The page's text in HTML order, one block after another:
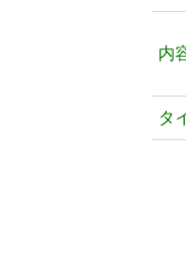
内
タ